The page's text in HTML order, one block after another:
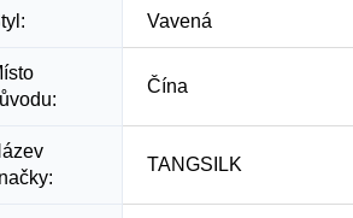
Vavená
Čína
TANGSILK